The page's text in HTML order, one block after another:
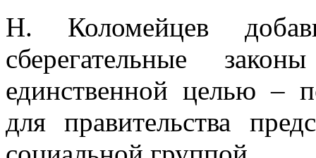
Н. Коломейцев
сберегательные
единственной целью –
для правительства